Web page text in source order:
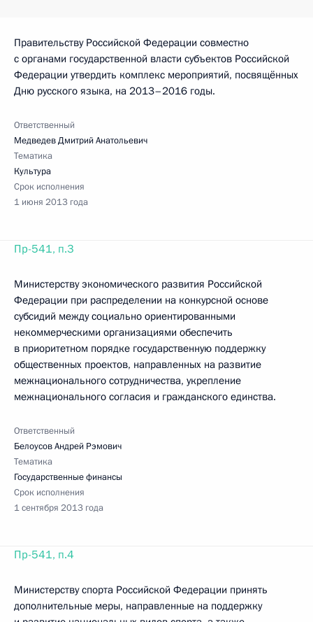
Правительству Российской Федерации совместно
с органами государственной власти субъектов Российской
Федерации утвердить комплекс мероприятий, посвящённых
Дню русского языка, на 2013–2016 годы.
Ответственный
Медведев Дмитрий Анатольевич
Тематика
Культура
Срок исполнения
1 июня 2013 года
Пр-541, п.3
Министерству экономического развития Российской
Федерации при распределении на конкурсной основе
субсидий между социально ориентированными
некоммерческими организациями обеспечить
в приоритетном порядке государственную поддержку
общественных проектов, направленных на развитие
межнационального сотрудничества, укрепление
межнационального согласия и гражданского единства.
Ответственный
Белоусов Андрей Рэмович
Тематика
Государственные финансы
Срок исполнения
1 сентября 2013 года
Пр-541, п.4
Министерству спорта Российской Федерации принять
дополнительные меры, направленные на поддержку